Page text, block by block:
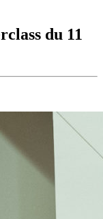
du 11